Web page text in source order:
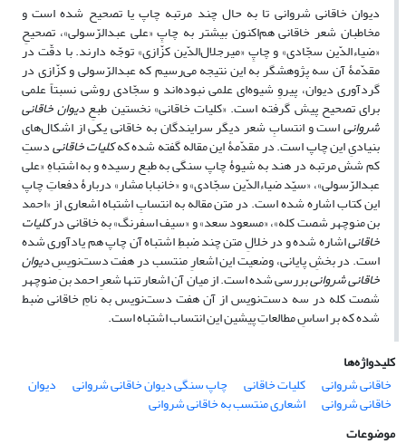
دیوان خاقانی شروانی تا به حال چند مرتبه چاپ یا تصحیح شده است و
مخاطبان شعر خاقانی هم‌اکنون بیشتر به چاپِ «علی ‌عبدالرّسولی»، تصحیحِ
«ضیاءالدّین سجّادی» و چاپِ «میرجلال‌الدّین کزّازی» توجّه دارند. با دقّت در
مقدّمۀ آن سه پژوهشگر به این نتیجه می‌رسیم که عبدالرّسولی و کزّازی در
گردآوری دیوان، پیروِ شیوه‌ای علمی نبوده‌اند و سجّادی روشی نسبتاً علمی
برای تصحیح پیش گرفته است. «کلیات خاقانی» نخستین طبعِدیوان خاقانی
شروانیاست و انتسابِ شعر دیگر سرایندگان به خاقانی یکی از اشکال‌های
بنیادیِ این چاپ است. در مقدّمۀ این مقاله گفته شده کهکلیات خاقانیدستِ
کم شش مرتبه در هند به شیوۀ چاپ سنگی به طبع رسیده و به اشتباهِ «علی
عبدالرّسولی»، «سیّد ضیاءالدّین سجّادی» و «خانبابا مشار» دربارۀ دفعاتِ چاپ
این کتاب اشاره شده است. در متن مقاله به انتسابِ اشتباه اشعاری از «احمد
بن منوچهر شصت کله»، «مسعود سعد» و «سیف اسفرنگ» به خاقانی درکلیات
خاقانیاشاره شده و در خلالِ متن چند ضبطِ اشتباه آن چاپ هم یادآوری شده
است. در بخشِ پایانی، وضعیت این اشعارِ منتسب در هفت دست‌نویسِدیوان
خاقانی شروانیبررسی شده است. از میان آن اشعار تنها شعرِ احمد بن منوچهر
شصت کله در سه دست‌نویس از آن هفت دست‌نویس به نامِ خاقانی ضبط
شده که بر اساسِ مطالعاتِ پیشین این انتساب اشتباه است.
کلیدواژه‌ها
خاقانی شروانی
کلیات خاقانی چاپ سنگی دیوان خاقانی شروانی دیوان
خاقانی شروانی
اشعاری منتسب به خاقانی شروانی
موضوعات